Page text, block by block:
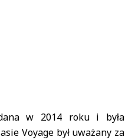
w 2014 roku i była
Voyage był uważany za